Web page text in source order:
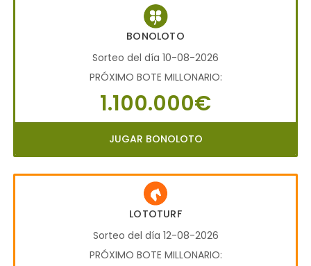
BONOLOTO
Sorteo del día 10-08-2026
PRÓXIMO BOTE MILLONARIO:
1.100.000€
JUGAR BONOLOTO
LOTOTURF
Sorteo del día 12-08-2026
PRÓXIMO BOTE MILLONARIO: